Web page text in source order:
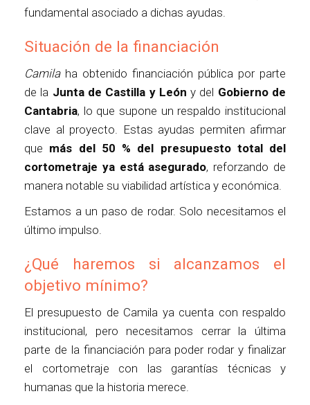
fundamental asociado a dichas ayudas.
Situación de la financiación
Camilaha obtenido financiación pública por parte
de la Junta de Castilla y León y del Gobierno de
Cantabria, lo que supone un respaldo institucional
clave al proyecto. Estas ayudas permiten afirmar
que más del 50 % del presupuesto total del
cortometraje ya está asegurado, reforzando de
manera notable su viabilidad artística y económica.
Estamos a un paso de rodar. Solo necesitamos el
último impulso.
¿Qué haremos si alcanzamos el
objetivo mínimo?
El presupuesto de Camila ya cuenta con respaldo
institucional, pero necesitamos cerrar la última
parte de la financiación para poder rodar y finalizar
el cortometraje con las garantías técnicas y
humanas que la historia merece.